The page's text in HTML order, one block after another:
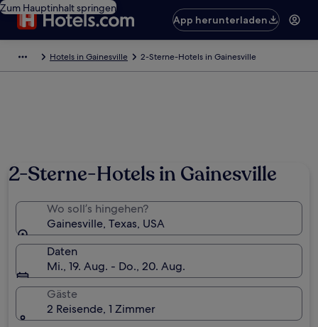
Zum Hauptinhalt springen
App herunterladen
Hotels in Gainesville 2-Sterne-Hotels in Gainesville
2-Sterne-Hotels in Gainesville
Wo soll’s hingehen?
Gainesville, Texas, USA
Daten
Mi., 19. Aug. - Do., 20. Aug.
Gäste
2 Reisende, 1 Zimmer